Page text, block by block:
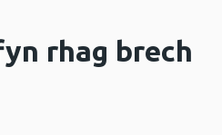
rhag brech